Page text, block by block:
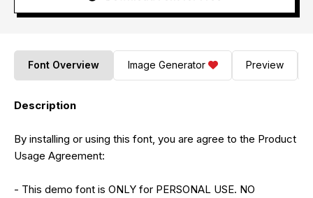
Font Overview Image Generator Preview
Description
By installing or using this font, you are agree to the Product
Usage Agreement:
- This demo font is ONLY for PERSONAL USE. NO